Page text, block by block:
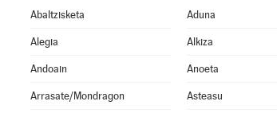
Abaltzisketa Aduna
Alegia Alkiza
Andoain Anoeta
Arrasate/Mondragon Asteasu